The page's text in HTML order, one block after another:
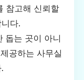
참고해 신뢰할
다.
돕는 곳이 아니
공하는 사무실